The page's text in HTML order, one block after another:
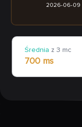
2026-06-09
Średnia z 3 mc
700 ms